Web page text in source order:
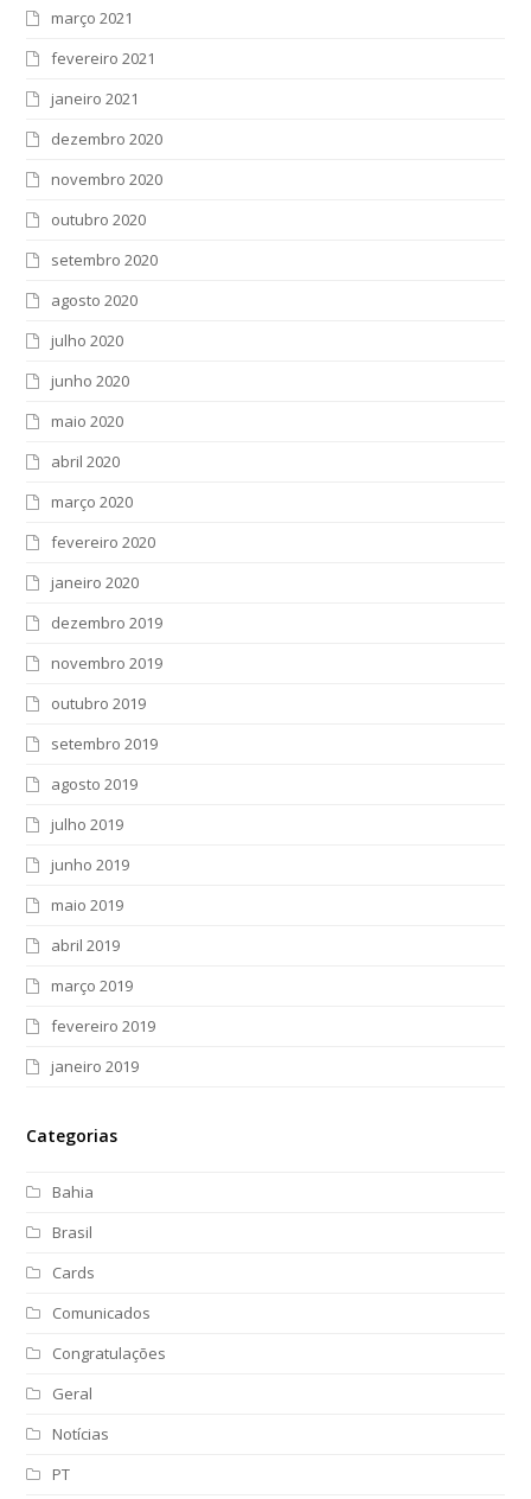
março 2021
fevereiro 2021
janeiro 2021
dezembro 2020
novembro 2020
outubro 2020
setembro 2020
agosto 2020
julho 2020
junho 2020
maio 2020
abril 2020
março 2020
fevereiro 2020
janeiro 2020
dezembro 2019
novembro 2019
outubro 2019
setembro 2019
agosto 2019
julho 2019
junho 2019
maio 2019
abril 2019
março 2019
fevereiro 2019
janeiro 2019
Categorias
Bahia
Brasil
Cards
Comunicados
Congratulações
Geral
Notícias
PT